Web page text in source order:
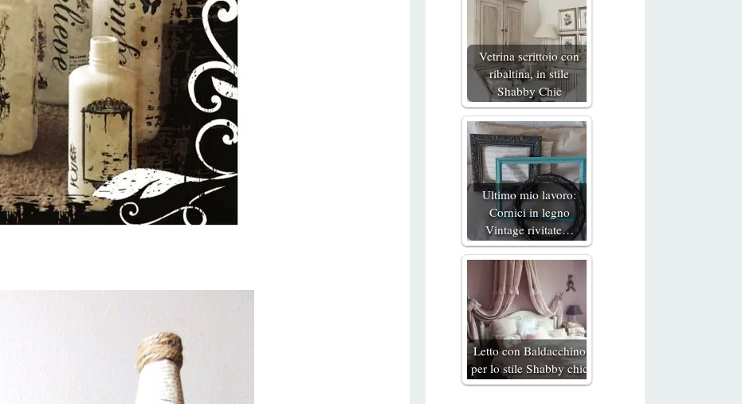
Vetrina scrittoio con
ribaltina, in stile
Shabby Chic
Ultimo mio lavoro:
Cornici in legno
Vintage rivitate…
Letto con Baldacchino
per lo stile Shabby chic